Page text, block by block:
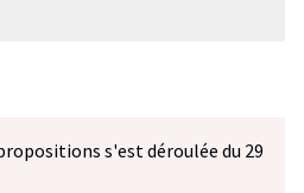
s'est déroulée du 29